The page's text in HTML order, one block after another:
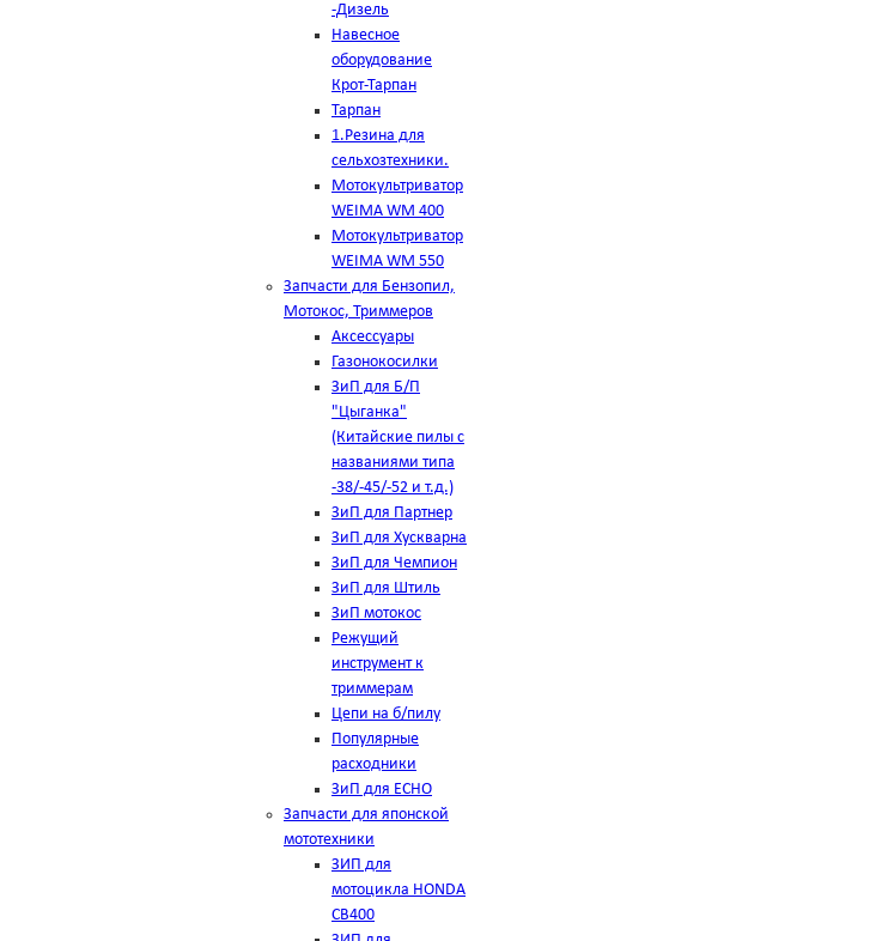
-Дизель
Навесное
оборудование
Крот-Тарпан
Тарпан
1.Резина для
сельхозтехники.
Мотокультриватор
WEIMA WM 400
Мотокультриватор
WEIMA WM 550
Запчасти для Бензопил,
Мотокос, Триммеров
Аксессуары
Газонокосилки
ЗиП для Б/П
"Цыганка"
(Китайские пилы с
названиями типа
-38/-45/-52 и т.д.)
ЗиП для Партнер
ЗиП для Хускварна
ЗиП для Чемпион
ЗиП для Штиль
ЗиП мотокос
Режущий
инструмент к
триммерам
Цепи на б/пилу
Популярные
расходники
ЗиП для ЕСНО
Запчасти для японской
мототехники
ЗИП для
мотоцикла HONDA
CB400